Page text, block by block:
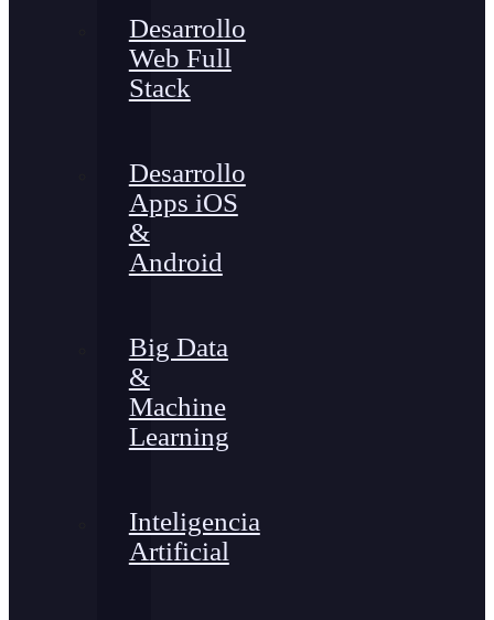
Desarrollo
Web Full
Stack
Desarrollo
Apps iOS
&
Android
Big Data
&
Machine
Learning
Inteligencia
Artificial